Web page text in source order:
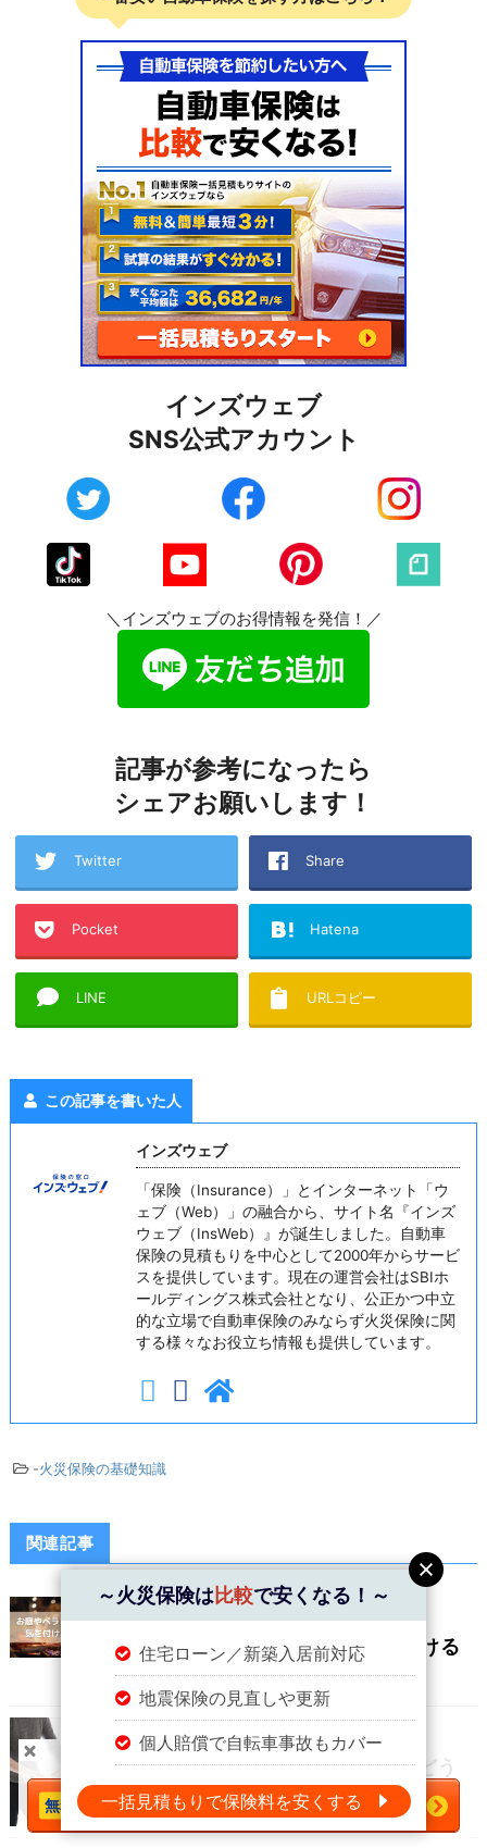
インズウェブ
SNS公式アカウント
＼インズウェブのお得情報を発信！／
記事が参考になったら
シェアお願いします！
Twitter Share
Pocket Hatena
LINE URLコピー
この記事を書いた人
インズウェブ
「保険（Insurance）」とインターネット「ウ
ェブ（Web）」の融合から、サイト名『インズ
ウェブ（InsWeb）』が誕生しました。自動車
保険の見積もりを中心として2000年からサービ
スを提供しています。現在の運営会社はSBIホ
ールディングス株式会社となり、公正かつ中立
的な立場で自動車保険のみならず火災保険に関
する様々なお役立ち情報も提供しています。
-火災保険の基礎知識
関連記事
火災保険の基礎知識
お庭やベランダでBBQ！気を付ける
ことは？
引越ししたら火災保険の契約はどう
すればいいの？
～火災保険は比較で安くなる！～
住宅ローン／新築入居前対応
地震保険の見直しや更新
個人賠償で自転車事故もカバー
一括見積もりで保険料を安くする
＼火災保険は比較で安くなる！／
今すぐ一括見積もりへ